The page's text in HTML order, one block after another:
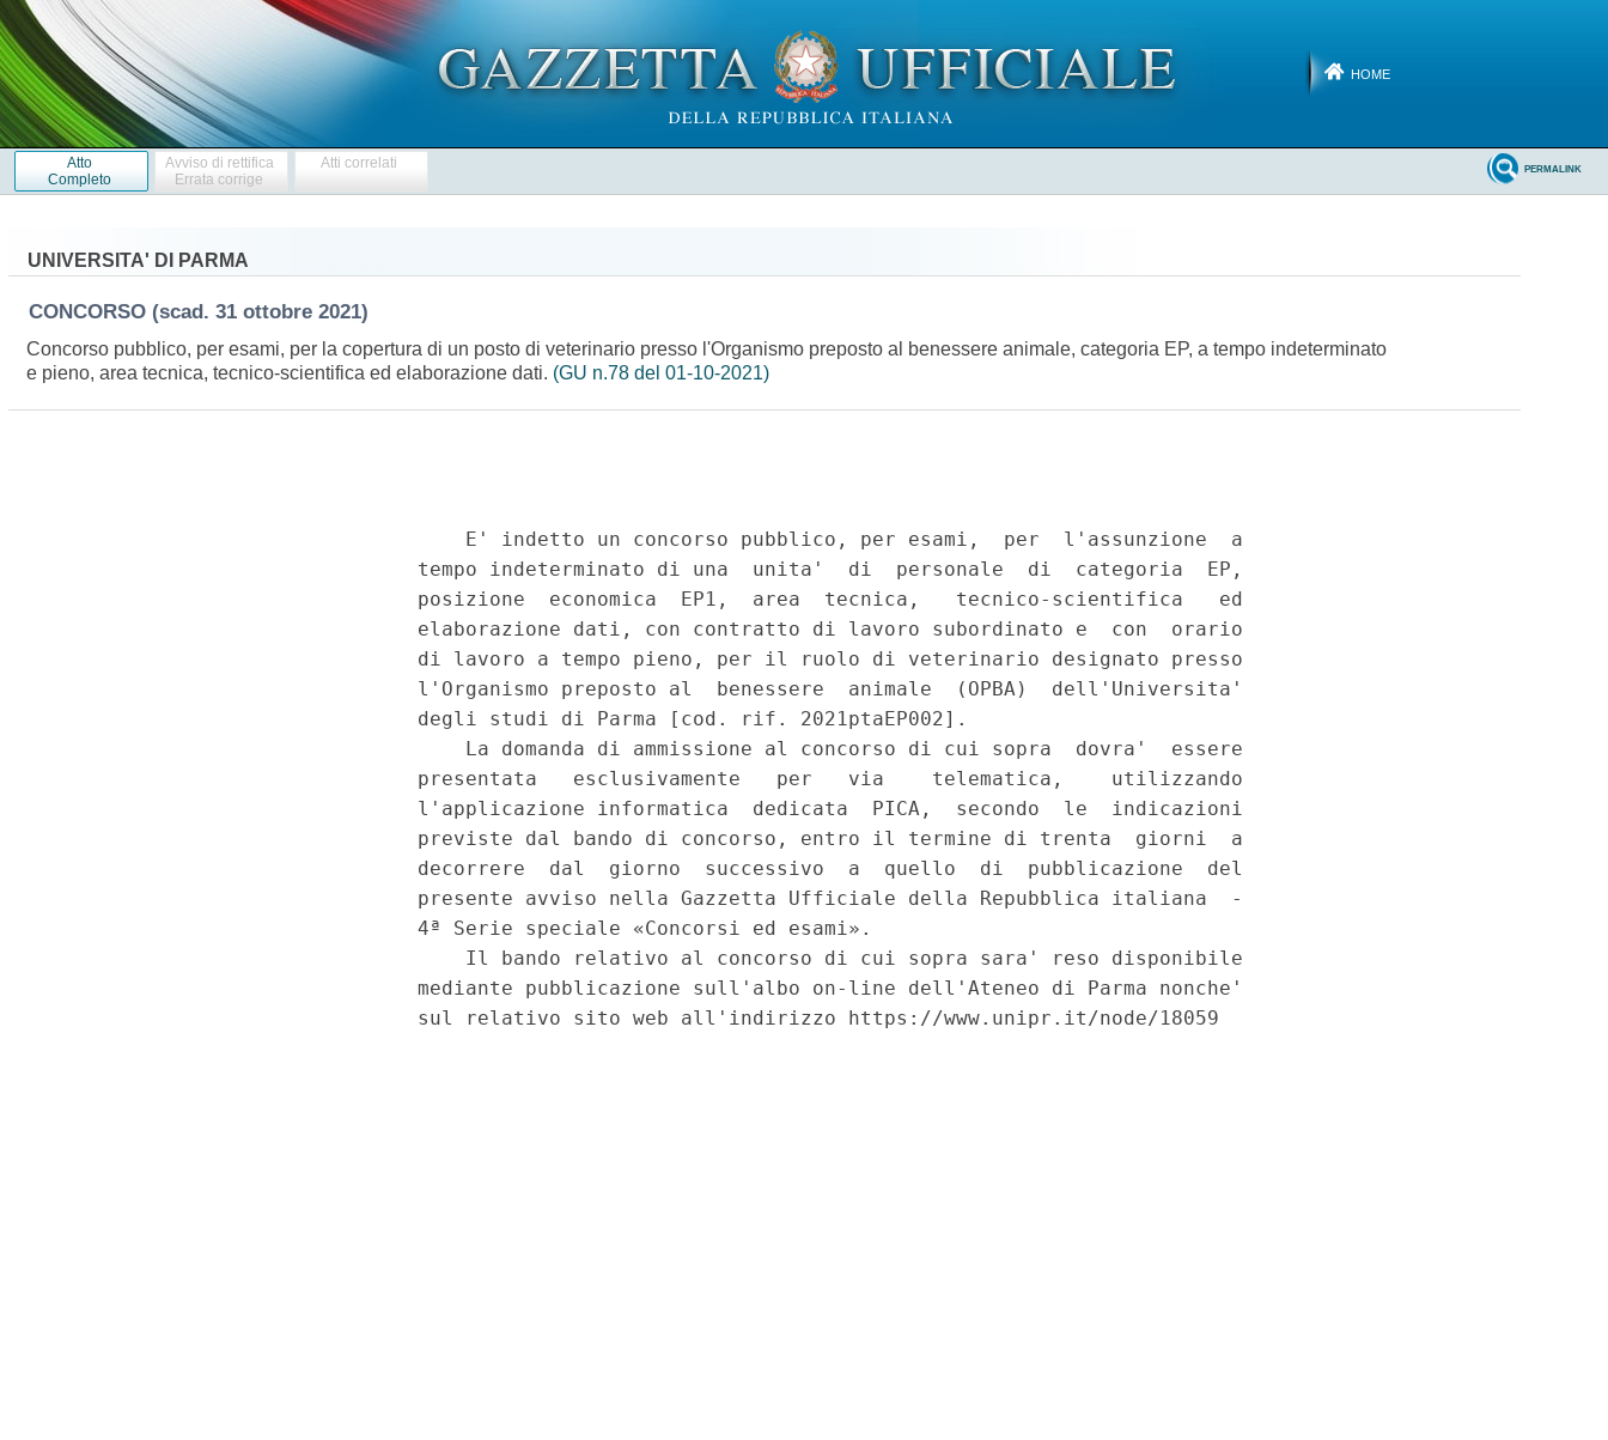
HOME
Atto
Completo
Avviso di rettifica
Errata corrige
Atti correlati PERMALINK
UNIVERSITA' DI PARMA
CONCORSO (scad. 31 ottobre 2021)
Concorso pubblico, per esami, per la copertura di un posto di veterinario presso l'Organismo preposto al benessere animale, categoria EP, a tempo indeterminato
e pieno, area tecnica, tecnico-scientifica ed elaborazione dati. (GU n.78 del 01-10-2021)